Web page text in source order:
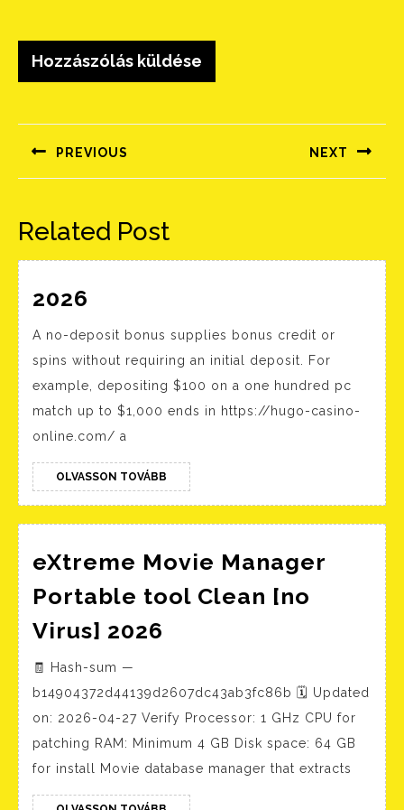
navigáció
PREVIOUS
Előző
NEXT
Következő
Related Post
2026
A no-deposit bonus supplies bonus credit or
spins without requiring an initial deposit. For
example, depositing $100 on a one hundred pc
match up to $1,000 ends in https://hugo-casino-
online.com/ a
OLVASSON TOVÁBB OLVASSON
TOVÁBB
eXtreme Movie Manager
Portable tool Clean [no
Virus] 2026
Portable
tool
Clean
🧾 Hash-sum —
b14904372d44139d2607dc43ab3fc86b 🗓 Updated
on: 2026-04-27 Verify Processor: 1 GHz CPU for
patching RAM: Minimum 4 GB Disk space: 64 GB
for install Movie database manager that extracts